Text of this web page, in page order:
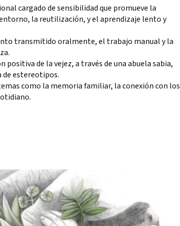
cargado de sensibilidad que promueve la
la reutilización, y el aprendizaje lento y
transmitido oralmente, el trabajo manual y la
positiva de la vejez, a través de una abuela sabia,
de estereotipos.
como la memoria familiar, la conexión con los